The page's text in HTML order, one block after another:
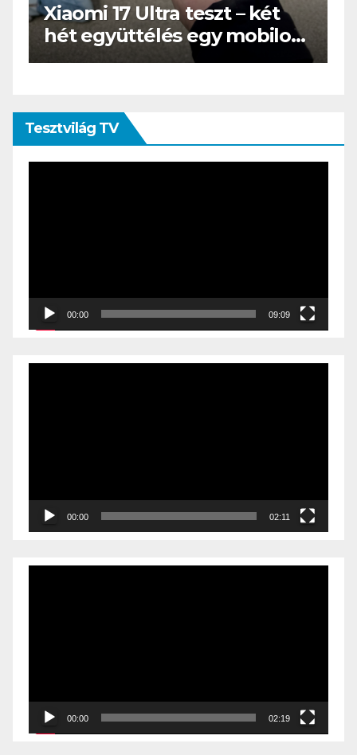
BOOX Go 10.3 teszt – Amikor
az e-book olvasó felnő, és
öltönyt húz
Tesztvilág TV
00:00 09:09
00:00 02:11
00:00 02:19